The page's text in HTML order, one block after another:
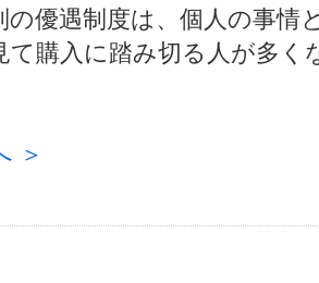
の優遇制度は、個人の事情
て購入に踏み切る人が多く
＞